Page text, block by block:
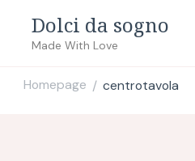
Dolci da sogno
Made With Love
Homepage / centrotavola